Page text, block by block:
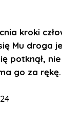
kroki
Mu droga
potknął,
go za rękę.